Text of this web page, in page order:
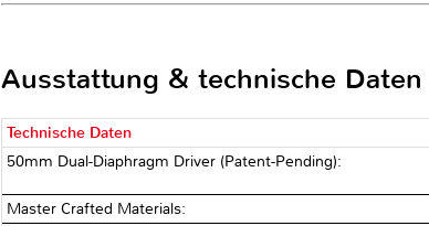
Ausstattung & technische Daten
Technische Daten
50mm Dual-Diaphragm Driver (Patent-Pending):
Master Crafted Materials: